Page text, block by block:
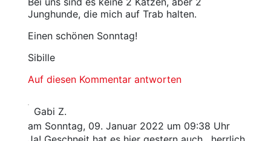
Junghunde, die mich auf Trab halten.
Einen schönen Sonntag!
Sibille
Auf diesen Kommentar antworten
Gabi Z.
am Sonntag, 09. Januar 2022 um 09:38 Uhr